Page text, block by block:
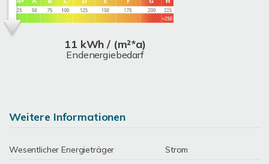
11 kWh / (m²*a)
Endenergiebedarf
Weitere Informationen
Wesentlicher Energieträger Strom